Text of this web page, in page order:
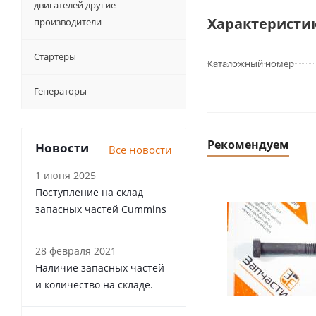
Каталожный номер
Рекомендуем
двигателей другие
производители
Стартеры
Генераторы
Новости Все новости
1 июня 2025
Поступление на склад
запасных частей Cummins
28 февраля 2021
Наличие запасных частей
и количество на складе.